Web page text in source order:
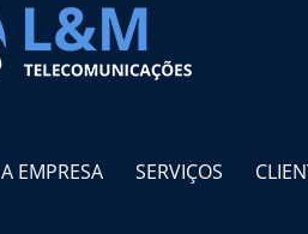
A EMPRESA SERVIÇOS